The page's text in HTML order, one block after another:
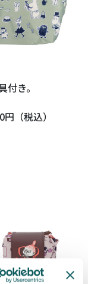
き。
（税込）